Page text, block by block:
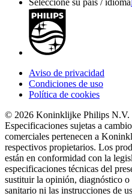
Aviso de privacidad
Condiciones de uso
Política de cookies
© 2026 Koninklijke Philips N.V.
Especificaciones sujetas a
comerciales pertenecen a
respectivos propietarios. Los
están en conformidad con la
especificaciones técnicas del
sustituir la opinión, diagnóstico
sanitario ni las instrucciones de